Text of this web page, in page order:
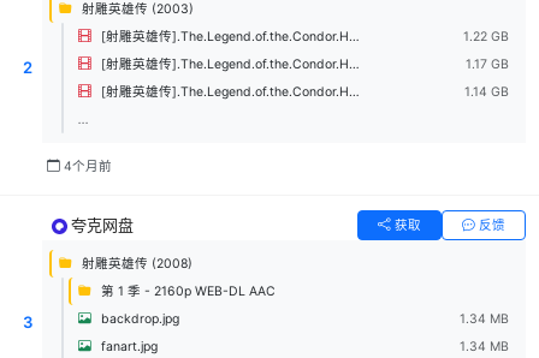
2
射雕英雄传 (2003)
[射雕英雄传].The.Legend.of.the.Condor.Heroes.2003.S01E42.1080p.friDay.WEB-DL.H264.AAC-UBWEB.mkv
1.22 GB
[射雕英雄传].The.Legend.of.the.Condor.Heroes.2003.S01E41.1080p.friDay.WEB-DL.H264.AAC-UBWEB.mkv
1.17 GB
[射雕英雄传].The.Legend.of.the.Condor.Heroes.2003.S01E40.1080p.friDay.WEB-DL.H264.AAC-UBWEB.mkv
1.14 GB
...
4个月前
3
夸克网盘 获取 反馈
射雕英雄传 (2008)
第 1 季 - 2160p WEB-DL AAC
backdrop.jpg
1.34 MB
fanart.jpg
1.34 MB